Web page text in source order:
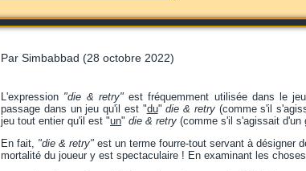
Par Simbabbad (28 octobre 2022)
L'expression "die & retry"est fréquemment utilisée dans le
passage dans un jeu qu'il est "du"die & retry(comme s'il
jeu tout entier qu'il est "un" die & retry (comme s'il s'agissait d'un
En fait, "die & retry" est un terme fourre-tout servant à désigner
mortalité du joueur y est spectaculaire ! En examinant les